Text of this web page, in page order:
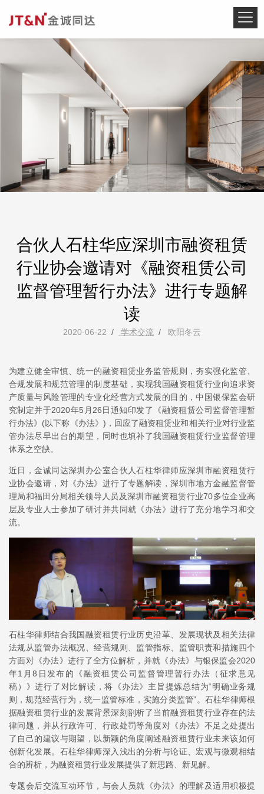
合伙人石柱华应深圳市融资租赁
行业协会邀请对《融资租赁公司
监督管理暂行办法》进行专题解
读
2020-06-22 / 学术交流 / 欧阳冬云
为建立健全审慎、统一的融资租赁业务监管规则，夯实强化监管、
合规发展和规范管理的制度基础，实现我国融资租赁行业向追求资
产质量与风险管理的专业化经营方式发展的目的，中国银保监会研
究制定并于2020年5月26日通知印发了《融资租赁公司监督管理暂
行办法》(以下称《办法》)，回应了融资租赁业和相关行业对行业监
管办法尽早出台的期望，同时也填补了我国融资租赁行业监督管理
体系之空缺。
近日，金诚同达深圳办公室合伙人石柱华律师应深圳市融资租赁行
业协会邀请，对《办法》 进行了专题解读，深圳市地方金融监督管
理局和福田分局相关领导人员及深圳市融资租赁行业70多位企业高
层及专业人士参加了研讨并共同就《办法》进行了充分地学习和交
流。
石柱华律师结合我国融资租赁行业历史沿革、发展现状及相关法律
法规从监管办法概况、经营规则、监管指标、监管职责和措施四个
方面对《办法》进行了全方位解析，并就《办法》与银保监会2020
年1月8日发布的《融资租赁公司监督管理暂行办法（征求意见
稿）》进行了对比解读，将《办法》主旨提炼总结为“明确业务规
则，规范经营行为，统一监管标准，实施分类监管”。石柱华律师根
据融资租赁行业的发展背景深刻剖析了当前融资租赁行业存在的法
律问题，并从行政许可、行政处罚等角度对《办法》不足之处提出
了自己的建议与期望，以新颖的角度阐述融资租赁行业未来该如何
创新化发展。石柱华律师深入浅出的分析与论证、宏观与微观相结
合的辨析，为融资租赁行业发展提供了新思路、新见解。
专题会后交流互动环节，与会人员就《办法》的理解及适用积极提